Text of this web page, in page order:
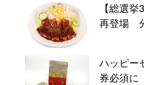
【総選
再登場
ハッピー
券必須